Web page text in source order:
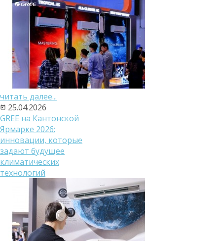
читать далее...
25.04.2026
GREE на Кантонской
Ярмарке 2026:
инновации, которые
задают будущее
климатических
технологий